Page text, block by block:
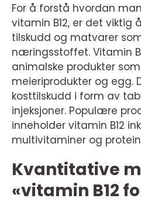
For å forstå hvordan
vitamin B12, er det viktig
tilskudd og matvarer
næringsstoffet. Vitamin
animalske produkter
meieriprodukter og egg.
kosttilskudd i form av
injeksjoner. Populære
inneholder vitamin B12
multivitaminer og
Kvantitative
«vitamin B12